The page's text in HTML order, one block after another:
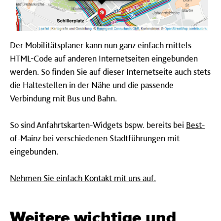
Der Mobilitätsplaner kann nun ganz einfach mittels
HTML-Code auf anderen Internetseiten eingebunden
werden. So finden Sie auf dieser Internetseite auch stets
die Haltestellen in der Nähe und die passende
Verbindung mit Bus und Bahn.
So sind Anfahrtskarten-Widgets bspw. bereits bei Best-
of-Mainz bei verschiedenen Stadtführungen mit
eingebunden.
Nehmen Sie einfach Kontakt mit uns auf.